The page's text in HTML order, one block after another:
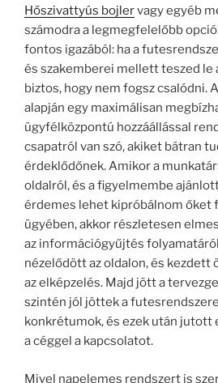
Hőszivattyús bojlervagy egyéb
számodra a legmegfelelőbb
fontos igazából: ha a
és szakemberei mellett teszed le
biztos, hogy nem fogsz csalódni.
alapján egy maximálisan
ügyfélközpontú hozzáállással
csapatról van szó, akiket bátran
érdeklődőnek. Amikor a
oldalról, és a figyelmembe
érdemes lehet kipróbálnom őket
ügyében, akkor részletesen
az információgyűjtés
nézelődött az oldalon, és kezdett
az elképzelés. Majd jött a
szintén jól jöttek a
konkrétumok, és ezek után jutott
a céggel a kapcsolatot.
Mivel napelemes rendszert is